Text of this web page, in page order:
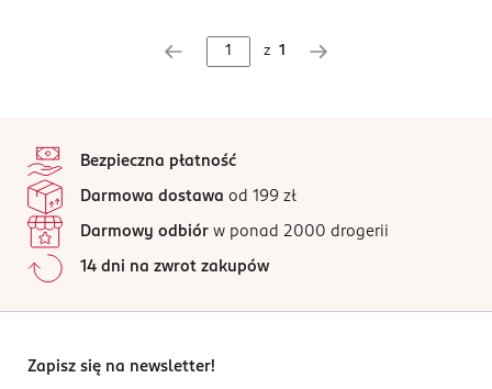
z 1
Bezpieczna płatność
Darmowa dostawa od 199 zł
Darmowy odbiór w ponad 2000 drogerii
14 dni na zwrot zakupów
Zapisz się na newsletter!